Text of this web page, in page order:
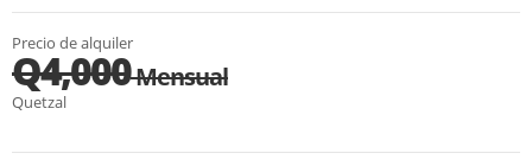
Precio de alquiler
Q4,000Mensual
Quetzal